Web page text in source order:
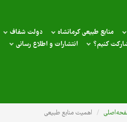
منابع طبیعی کرمانشاه دولت شفاف
کنیم؟
انتشارات و اطلاع رسانی
اهمیت منابع طبیعی